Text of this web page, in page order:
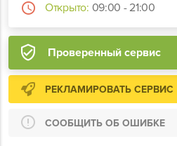
Проверенный сервис
Открыто: 09:00 - 21:00
РЕКЛАМИРОВАТЬ СЕРВИС
СООБЩИТЬ ОБ ОШИБКЕ